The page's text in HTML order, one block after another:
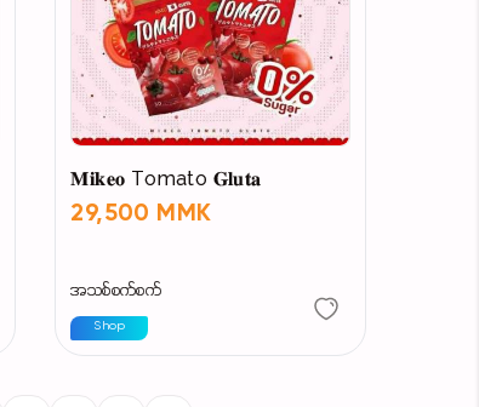
𝐌𝐢𝐤𝐞𝐨 Tomato 𝐆𝐥𝐮𝐭𝐚
29,500 MMK
အသစ်စက်စက်
Shop